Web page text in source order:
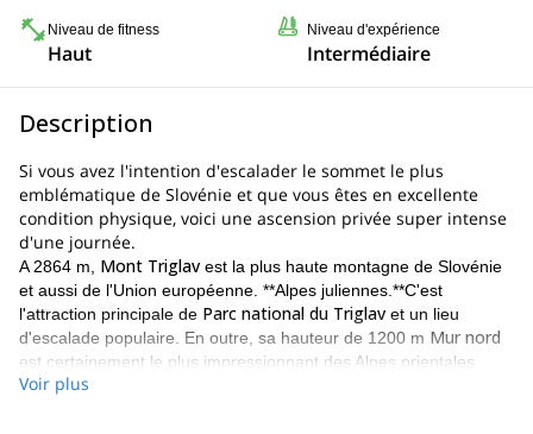
Niveau de fitness
Haut
Niveau d'expérience
Intermédiaire
Description
Si vous avez l'intention d'escalader le sommet le plus
emblématique de Slovénie et que vous êtes en excellente
condition physique, voici une ascension privée super intense
d'une journée.
A 2864 m, Mont Triglav est la plus haute montagne de Slovénie
et aussi de l'Union européenne. **Alpes juliennes.**C'est
l'attraction principale de Parc national du Triglav et un lieu
d'escalade populaire. En outre, sa hauteur de 1200 m Mur nord
est certainement le plus impressionnant des Alpes orientales.
Il existe plusieurs voies d'escalade pour gravir le mont Triglav.
Voir plus